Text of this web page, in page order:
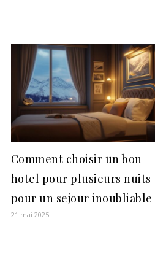
Comment choisir un bon
hotel pour plusieurs nuits
pour un sejour inoubliable
21 mai 2025